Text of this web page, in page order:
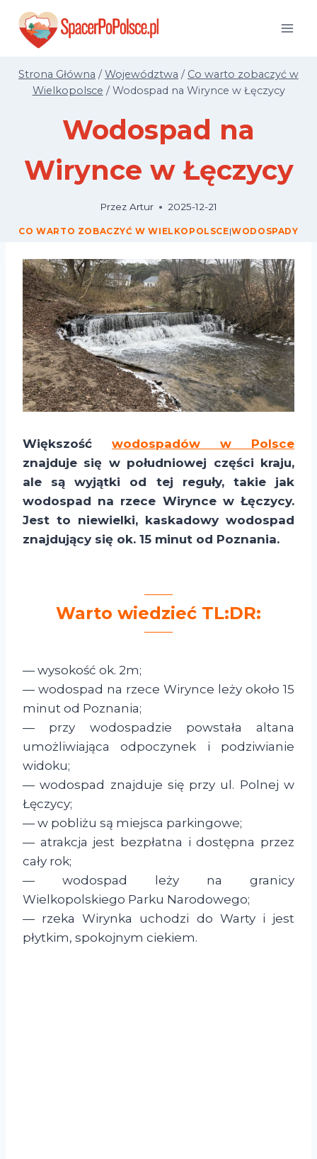
Przejdź
treści
Strona Główna / Województwa / Co warto zobaczyć w
Wielkopolsce / Wodospad na Wirynce w Łęczycy
Wodospad na
Wirynce w Łęczycy
Przez Artur 2025-12-21
CO WARTO ZOBACZYĆ W WIELKOPOLSCE|WODOSPADY
Większość wodospadów w Polsce
znajduje się w południowej części kraju,
ale są wyjątki od tej reguły, takie jak
wodospad na rzece Wirynce w Łęczycy.
Jest to niewielki, kaskadowy wodospad
znajdujący się ok. 15 minut od Poznania.
Warto wiedzieć TL:DR:
— wysokość ok. 2m;
— wodospad na rzece Wirynce leży około 15
minut od Poznania;
— przy wodospadzie powstała altana
umożliwiająca odpoczynek i podziwianie
widoku;
— wodospad znajduje się przy ul. Polnej w
Łęczycy;
— w pobliżu są miejsca parkingowe;
— atrakcja jest bezpłatna i dostępna przez
cały rok;
— wodospad leży na granicy
Wielkopolskiego Parku Narodowego;
— rzeka Wirynka uchodzi do Warty i jest
płytkim, spokojnym ciekiem.